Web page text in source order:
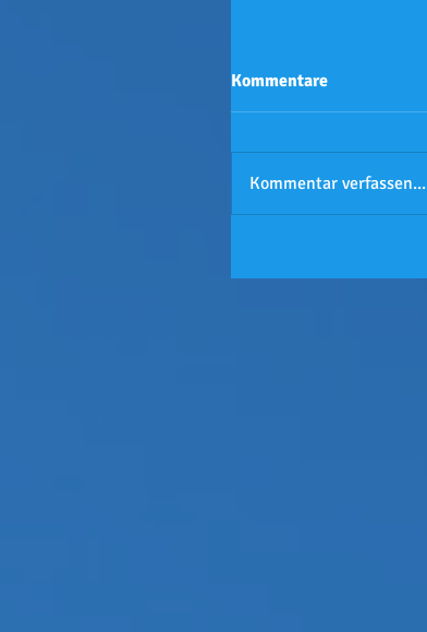
Kommentare
Kommentar verfassen...